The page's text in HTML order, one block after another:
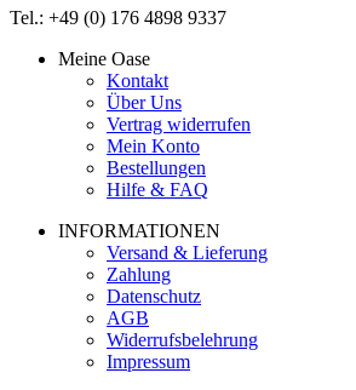
Tel.: +49 (0) 176 4898 9337
Meine Oase
Kontakt
Über Uns
Vertrag widerrufen
Mein Konto
Bestellungen
Hilfe & FAQ
INFORMATIONEN
Versand & Lieferung
Zahlung
Datenschutz
AGB
Widerrufsbelehrung
Impressum